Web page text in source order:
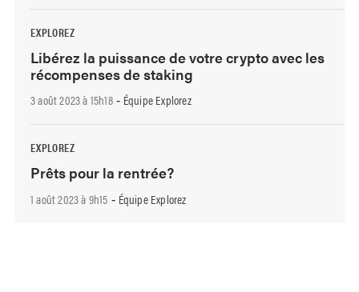
EXPLOREZ
Libérez la puissance de votre crypto avec les
récompenses de staking
3 août 2023 à 15h18- Équipe Explorez
EXPLOREZ
Prêts pour la rentrée?
1 août 2023 à 9h15 - Équipe Explorez